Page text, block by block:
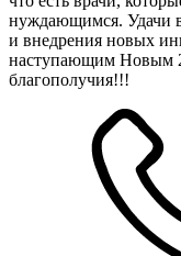
нуждающимся. Удачи
и внедрения новых
наступающим Новым
благополучия!!!